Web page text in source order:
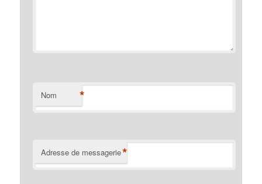
Nom *
Adresse de messagerie*